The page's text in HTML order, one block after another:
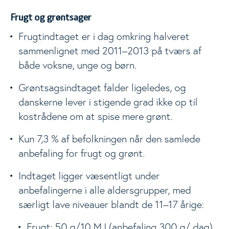
Frugt og grøntsager
Frugtindtaget er i dag omkring halveret
sammenlignet med 2011–2013 på tværs af
både voksne, unge og børn.
Grøntsagsindtaget falder ligeledes, og
danskerne lever i stigende grad ikke op til
kostrådene om at spise mere grønt.
Kun 7,3 % af befolkningen når den samlede
anbefaling for frugt og grønt.
Indtaget ligger væsentligt under
anbefalingerne i alle aldersgrupper, med
særligt lave niveauer blandt de 11–17 årige: